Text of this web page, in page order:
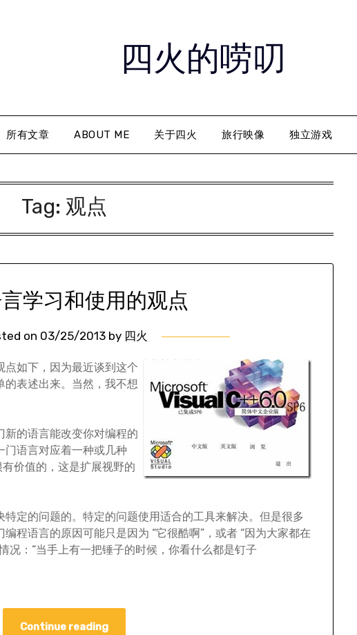
四火的唠叨
所有文章 ABOUT ME 关于四火 旅行映像 独立游戏
Tag: 观点
学习和使用的观点
on 03/25/2013by 四火
如下，因为最近谈到这个
表述出来。当然，我不想
新的语言能改变你对编程的
门语言对应着一种或几种
价值的，这是扩展视野的
定的问题的。特定的问题使用适合的工具来解决。但是很多
程语言的原因可能只是因为 “它很酷啊”，或者 “因为大家都在
况：“当手上有一把锤子的时候，你看什么都是钉子
Continue reading